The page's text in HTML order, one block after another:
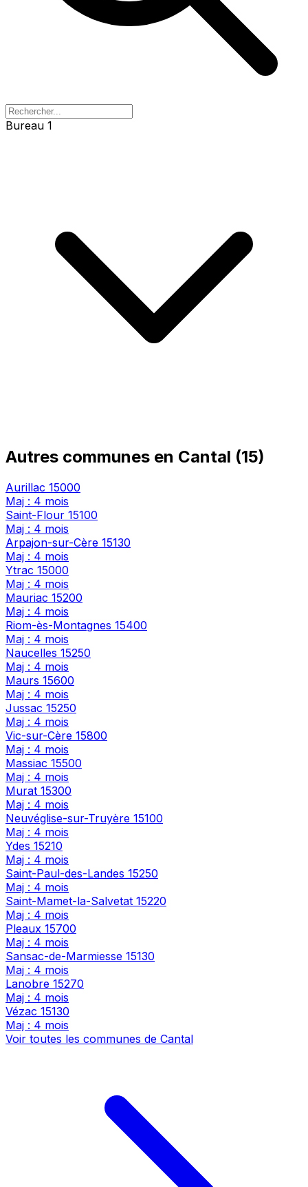
Bureau 1
Autres communes en Cantal (15)
Aurillac 15000
Maj : 4 mois
Saint-Flour 15100
Maj : 4 mois
Arpajon-sur-Cère 15130
Maj : 4 mois
Ytrac 15000
Maj : 4 mois
Mauriac 15200
Maj : 4 mois
Riom-ès-Montagnes 15400
Maj : 4 mois
Naucelles 15250
Maj : 4 mois
Maurs 15600
Maj : 4 mois
Jussac 15250
Maj : 4 mois
Vic-sur-Cère 15800
Maj : 4 mois
Massiac 15500
Maj : 4 mois
Murat 15300
Maj : 4 mois
Neuvéglise-sur-Truyère 15100
Maj : 4 mois
Ydes 15210
Maj : 4 mois
Saint-Paul-des-Landes 15250
Maj : 4 mois
Saint-Mamet-la-Salvetat 15220
Maj : 4 mois
Pleaux 15700
Maj : 4 mois
Sansac-de-Marmiesse 15130
Maj : 4 mois
Lanobre 15270
Maj : 4 mois
Vézac 15130
Maj : 4 mois
Voir toutes les communes de Cantal